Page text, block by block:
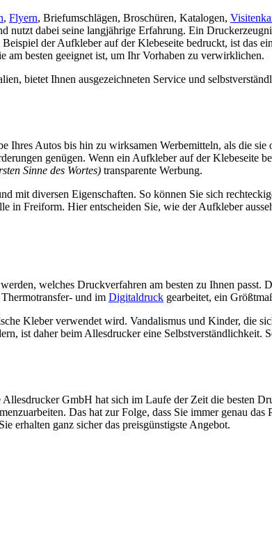
, Flyern, Briefumschlägen, Broschüren, Katalogen,
dabei seine langjährige Erfahrung. Ein
der Aufkleber auf der Klebeseite bedruckt, ist das
am besten geeignet ist, um Ihr Vorhaben zu verwirklichen.
bietet Ihnen ausgezeichneten Service und
Autos bis hin zu wirksamen Werbemitteln, als die
genügen. Wenn ein Aufkleber auf der Klebeseite
Sinne des Wortes) transparente Werbung.
mit diversen Eigenschaften. So können Sie sich
in Freiform. Hier entscheiden Sie, wie der Aufkleber
welches Druckverfahren am besten zu Ihnen passt.
und im Digitaldruck gearbeitet, ein
Kleber verwendet wird. Vandalismus und Kinder, die
ist daher beim Allesdrucker eine Selbstverständlichkeit.
GmbH hat sich im Laufe der Zeit die besten
Das hat zur Folge, dass Sie immer genau das
erhalten ganz sicher das preisgünstigste Angebot.